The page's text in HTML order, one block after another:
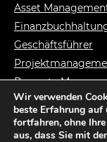
Asset
Geschäftsführer
Property
Syndikusanwalt
Wir verwenden
beste Erfahrung auf
fortfahren, ohne
aus, dass Sie mit